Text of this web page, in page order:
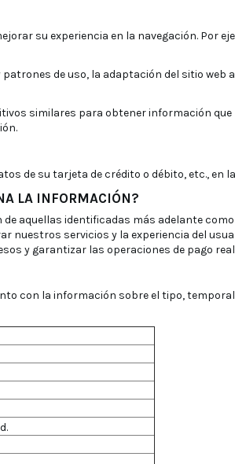
su experiencia en la navegación. Por
de uso, la adaptación del sitio web
similares para obtener información
de su tarjeta de crédito o débito, etc., en
LA INFORMACIÓN?
aquellas identificadas más adelante como
servicios y la experiencia del
y garantizar las operaciones de pago
con la información sobre el tipo,